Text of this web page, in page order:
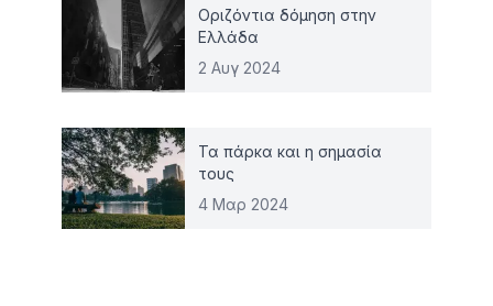
Οριζόντια δόμηση στην
Ελλάδα
2 Αυγ 2024
Τα πάρκα και η σημασία
τους
4 Μαρ 2024